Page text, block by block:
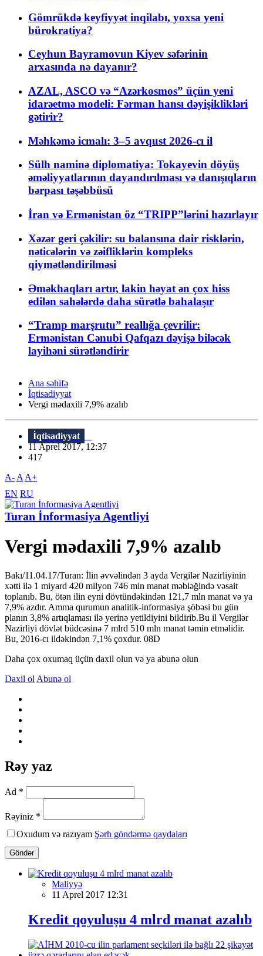
Gömrükdə keyfiyyət inqilabı, yoxsa yeni
bürokratiya?
Ceyhun Bayramovun Kiyev səfərinin
arxasında nə dayanır?
AZAL, ASCO və “Azərkosmos” üçün yeni
idarəetmə modeli: Fərman hansı dəyişiklikləri
gətirir?
Məhkəmə icmalı: 3–5 avqust 2026-cı il
Sülh naminə diplomatiya: Tokayevin döyüş
əməliyyatlarının dayandırılması və danışıqların
bərpası təşəbbüsü
İran və Ermənistan öz “TRIPP”lərini hazırlayır
Xəzər geri çəkilir: su balansına dair risklərin,
nəticələrin və zəifliklərin kompleks
qiymətləndirilməsi
Əməkhaqları artır, lakin həyat ən çox hiss
edilən sahələrdə daha sürətlə bahalaşır
“Tramp marşrutu” reallığa çevrilir:
Ermənistan Cənubi Qafqazı dəyişə biləcək
layihəni sürətləndirir
Ana səhifə
İqtisadiyyat
Vergi mədaxili 7,9% azalıb
İqtisadiyyat
11 Aprel 2017, 12:37
417
A- A A+
EN RU
Turan İnformasiya Agentliyi
Vergi mədaxili 7,9% azalıb
Bakı/11.04.17/Turan: İlin əvvəlindən 3 ayda Vergilər Nazirliyinin
xətti ilə 1 miyard 420 milyon 746 min manat məbləğində vəsait
toplanıb. Bu, ötən ilin eyni dövtündəkindən 121,7 mln manat və ya
7,9% azdır. Amma qurumun analitik-informasiya şöbəsi bu gün
planın 3,8% artıqlaması ilə yerinə yetildiyini bildirib.Bu il Vergilər
Nazirliyi dövlət büdcəsinə 7 mlrd 510 mln manat təmin etməlidir.
Bu, 2016-cı ildəkindən 7,1% çoxdur. 08D
Daha çox oxumaq üçün daxil olun və ya abunə olun
Daxil ol Abunə ol
Rəy yaz
Ad *
Rəyiniz *
Oxudum və razıyam Şərh göndərmə qaydaları
Göndər
Maliyyə
11 Aprel 2017 12:31
Kredit qoyuluşu 4 mlrd manat azalıb